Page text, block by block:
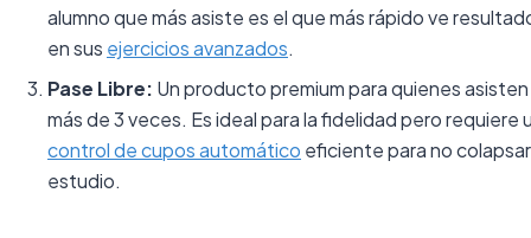
alumno que más asiste es el que más rápido ve
en sus ejercicios avanzados.
Pase Libre: Un producto premium para quienes asisten
más de 3 veces. Es ideal para la fidelidad pero requiere
control de cupos automático eficiente para no
estudio.